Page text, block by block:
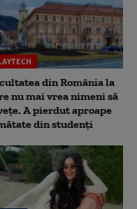
din România la
nu mai vrea nimeni să
A pierdut aproape
din studenţi